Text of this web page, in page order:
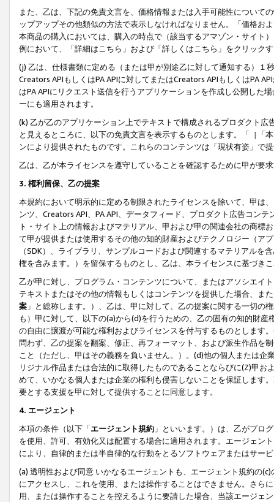
また、乙は、下記の免責文言を、価格情報または入手可能性について
ップアップその他類似の方法で表示しなければなりません。「価格
本商品の購入においては、購入の時点で（該当するアマゾン・サイト
例において、「詳細はこちら」および「詳しくはこちら」をクリック
(j) 乙は、仕様書類に定める（または甲が別途乙に対して通知する）
Creators APIもしくはPA APIに対してまたはCreators APIもしくはPA
はPA APIにリクエスト送信を行うアプリケーションを作成し公開した
ーにも適用されます。
(k) 乙が乙のアプリケーション上でテキストで構成されるプロダクト
と見えるところに、以下の免責文言を表示するものとします。「［「
ンにより提供されたものです。これらのコンテンツは「現状有姿」で
乙は、乙が本ライセンスを遵守していることを確認するために甲が要
3. 権利留保、乙の提案
本規約において明示的に定める制限されたライセンスを除いて、甲は
ンツ、Creators API、PA API、データフィード、プロダクト広告コン
ト・サイト上の情報およびマテリアル、甲および甲の関連会社の商
て甲が提供または使用するその他の知的財産およびテクノロジー（ア
（SDK）、ライブラリ、サンプルコードおよび関連するマテリアル
権を含みます。）を留保するものとし、乙は、本ライセンスに基づき
乙が甲に対し、プログラム・コンテンツについて、またはアソシエイ
テキストまたはその他の情報もしくはコンテンツを提供した場合、ま
案 」と総称します。）、乙は、甲に対して、乙の提案に関する一切
も）甲に対して、以下の(a)から(d)を行うための、乙の固有の知的財
の自由に譲渡が可能な権利およびライセンスを付与するものとします
問わず、乙の提案を翻案、修正、再フォーマット、および派生作品を
こと（ただし、甲はその義務を負いません。）。(d)他の個人または
リジナル作品または合法的に取得したものであることならびに(Z)甲
めて、いかなる個人または企業の権利も侵害しないことを保証します
要とする支援を甲に対して提供することに同意します。
4. エージェント
本項の条件（以下「エージェント規約 」といいます。）は、乙がプロ
を使用、許可、有効化又は配置する場合に適用されます。エージェン
により、自律的または半自律的な行動をとるソフトウェアまたはサー
(a) 透明性および同意 いかなるエージェントも、エージェント規約の
にアクセスし、これを使用、または操作することはできません。さら
用、または操作することを控えるように要請した場合、当該エージェ